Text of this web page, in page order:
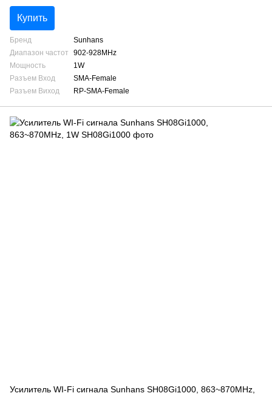
Купить
Бренд
Sunhans
Диапазон частот
902-928MHz
Мощность
1W
Разъем Вход
SMA-Female
Разъем Виход
RP-SMA-Female
Усилитель WI-Fi сигнала Sunhans SH08Gi1000, 863~870MHz,